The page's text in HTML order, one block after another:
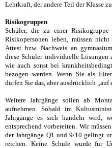
Lehrkraft, der andere Teil der Klasse
Risikogruppen
Schüler, die zu einer
Risikopersonen leben, müssen
Attest bzw. Nachweis an
diese Schüler individuelle
wie auch sonst bei
bezogen werden. Wenn Sie als
dürfen Sie das, aber ausdrücklich „auf
Weitere Jahrgänge sollen ab
aufnehmen. Sobald im
Jahrgänge es sich handeln wird,
entsprechend vorbereiten. Wir
der Jahrgänge Q1 und 9/10 gelingt
reichen. Keine Schule wurde für